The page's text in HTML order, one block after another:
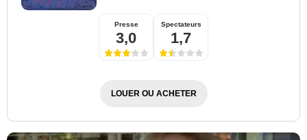
Presse
3,0
Spectateurs
1,7
LOUER OU ACHETER